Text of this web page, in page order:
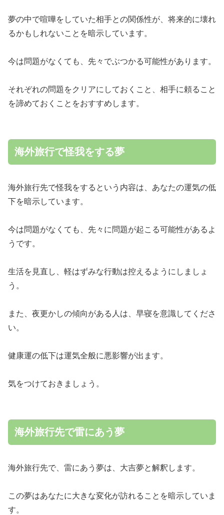
夢の中で喧嘩をしていた相手との関係性が、将来的に壊れ
るかもしれないことを暗示しています。
今は問題がなくても、先々でぶつかる可能性があります。
それぞれの問題をクリアにしておくこと、相手に頼ること
を諦めておくことをおすすめします。
海外旅行で怪我をする夢
海外旅行先で怪我をするという内容は、あなたの運気の低
下を暗示しています。
今は問題がなくても、先々に問題が起こる可能性があるよ
うです。
生活を見直し、軽はずみな行動は控えるようにしましょ
う。
また、夜更かしの傾向がある人は、早寝を意識してくださ
い。
健康運の低下は運気全般に悪影響が出ます。
気をつけておきましょう。
海外旅行先で雷にあう夢
海外旅行先で、雷にあう夢は、大吉夢と解釈します。
この夢はあなたに大きな変化が訪れることを暗示していま
す。